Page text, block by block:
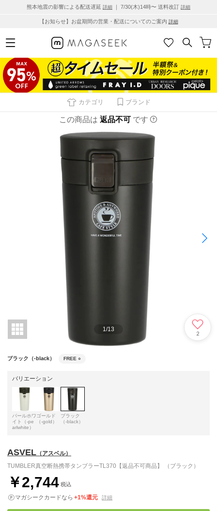
熊本地震の影響による配送遅延 詳細 ｜ 7/30(木)14時〜 送料改訂 詳細
【お知らせ】お盆期間の営業・配送についてのご案内 詳細
カテゴリ ブランド
この商品は 返品不可 です
1 /13
2
ブラック（-black） FREE ○
バリエーション
パールホワ
イト（-pe
arlwhite）
ゴールド
（-gold）
ブラック
（-black）
ASVEL （アスベル）
TUMBLER真空断熱携帯タンブラーTL370【返品不可商品】 （ブラック）
￥2,744 税込
マガシークカードなら +1%還元 詳細